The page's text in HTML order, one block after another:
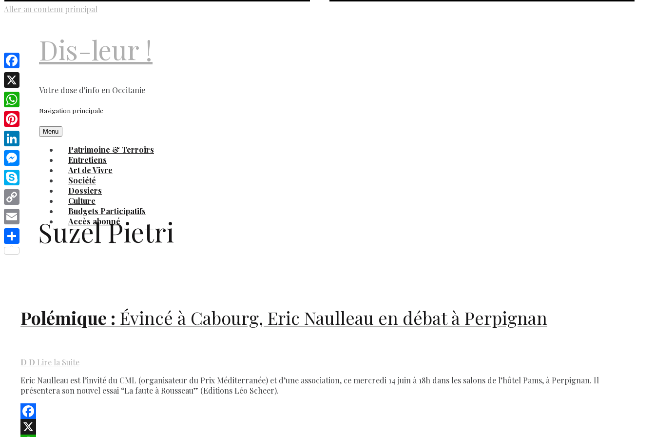
Aller au contenu principal
Dis-leur !
Votre dose d'info en Occitanie
Navigation principale
Menu
Patrimoine & Terroirs
Entretiens
Art de Vivre
Société
Dossiers
Culture
Budgets Participatifs
Accès abonné
Suzel Pietri
Polémique : Évincé à Cabourg, Eric Naulleau en débat à Perpignan
D D Lire la Suite
Eric Naulleau est l’invité du CML (organisateur du Prix Méditerranée) et d’une association, ce mercredi 14 juin à 18h dans les salons de l’hôtel Pams, à Perpignan. Il
présentera son nouvel essai “La faute à Rousseau” (Editions Léo Scheer).
Facebook
Facebook
X
WhatsApp
Pinterest
LinkedIn
Messenger
Skype
Copy
Link
Email
Share